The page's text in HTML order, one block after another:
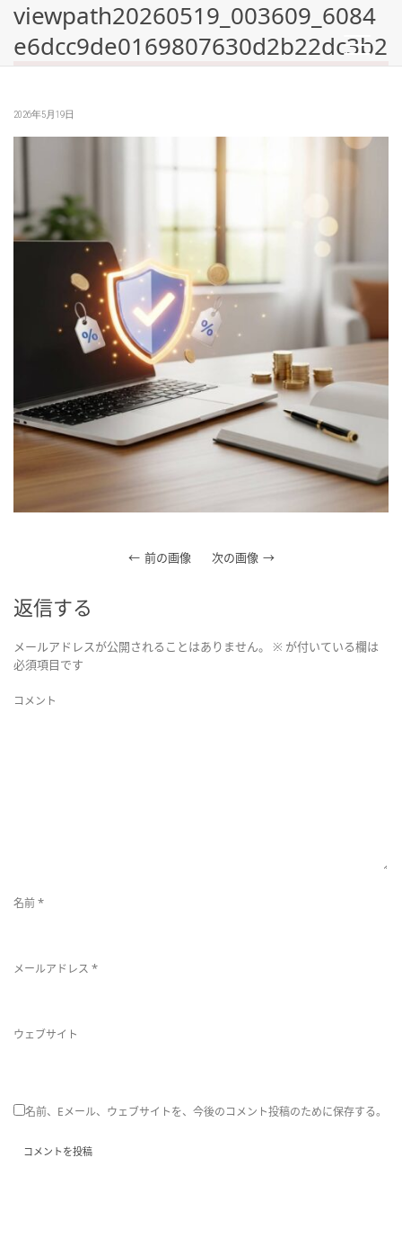
viewpath20260519_003609_6084
e6dcc9de0169807630d2b22dc3b2
2026年5月19日
前の画像 次の画像
返信する
メールアドレスが公開されることはありません。 ※ が付いている欄は
必須項目です
コメント
名前*
メールアドレス *
ウェブサイト
名前、Eメール、ウェブサイトを、今後のコメント投稿のために保存する。